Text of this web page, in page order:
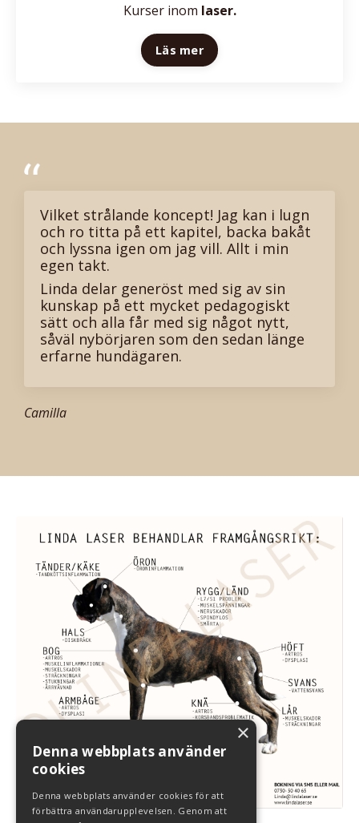
Kurser inom laser.
Läs mer
Vilket strålande koncept! Jag kan i lugn
och ro titta på ett kapitel, backa bakåt
och lyssna igen om jag vill. Allt i min
egen takt.
Linda delar generöst med sig av sin
kunskap på ett mycket pedagogiskt
sätt och alla får med sig något nytt,
såväl nybörjaren som den sedan länge
erfarne hundägaren.
Camilla
×
Denna webbplats använder
cookies
Denna webbplats använder cookies för att
förbättra användarupplevelsen. Genom att